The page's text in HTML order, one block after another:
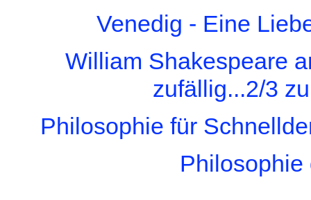
Venedig - Eine Lieb
William Shakespeare a
zufällig...2/3 zu
Philosophie für Schnellde
Philosophie